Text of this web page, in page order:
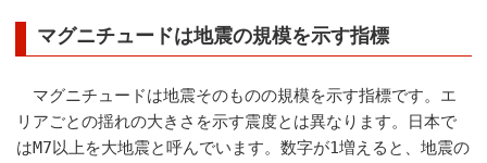
マグニチュードは地震の規模を示す指標
マグニチュードは地震そのものの規模を示す指標です。エ
リアごとの揺れの大きさを示す震度とは異なります。日本で
はM7以上を大地震と呼んでいます。数字が1増えると、地震の